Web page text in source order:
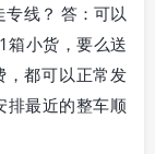
线？ 答：可以
箱小货，要么送
都可以正常发
排最近的整车顺